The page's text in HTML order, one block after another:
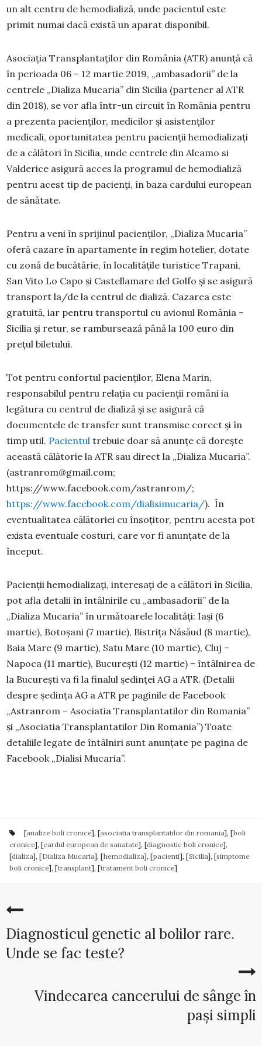
un alt centru de hemodializă, unde pacientul este
primit numai dacă există un aparat disponibil.
Asociația Transplantaților din România (ATR) anunță că
în perioada 06 – 12 martie 2019, „ambasadorii” de la
centrele „Dializa Mucaria” din Sicilia (partener al ATR
din 2018), se vor afla într-un circuit în România pentru
a prezenta pacienților, medicilor și asistenților
medicali, oportunitatea pentru pacienții hemodializați
de a călători în Sicilia, unde centrele din Alcamo si
Valderice asigură acces la programul de hemodializă
pentru acest tip de pacienți, în baza cardului european
de sănătate.
Pentru a veni în sprijinul pacienților, „Dializa Mucaria”
oferă cazare în apartamente în regim hotelier, dotate
cu zonă de bucătărie, în localitățile turistice Trapani,
San Vito Lo Capo și Castellamare del Golfo și se asigură
transport la/de la centrul de dializă. Cazarea este
gratuită, iar pentru transportul cu avionul România –
Sicilia și retur, se rambursează până la 100 euro din
prețul biletului.
Tot pentru confortul pacienților, Elena Marin,
responsabilul pentru relația cu pacienții români ia
legătura cu centrul de dializă și se asigură că
documentele de transfer sunt transmise corect și în
timp util. Pacientul trebuie doar să anunțe că dorește
această călătorie la ATR sau direct la „Dializa Mucaria”.
(astranrom@gmail.com;
https://www.facebook.com/astranrom/;
https://www.facebook.com/dialisimucaria/). În
eventualitatea călătoriei cu însoțitor, pentru acesta pot
exista eventuale costuri, care vor fi anunțate de la
început.
Pacienții hemodializați, interesați de a călători în Sicilia,
pot afla detalii în întâlnirile cu „ambasadorii” de la
„Dializa Mucaria” în următoarele localități: Iași (6
martie), Botoșani (7 martie), Bistrița Năsăud (8 martie),
Baia Mare (9 martie), Satu Mare (10 martie), Cluj –
Napoca (11 martie), București (12 martie) – întâlnirea de
la București va fi la finalul ședinței AG a ATR. (Detalii
despre ședința AG a ATR pe paginile de Facebook
„Astranrom – Asociatia Transplantatilor din Romania”
și „Asociatia Transplantatilor Din Romania”) Toate
detaliile legate de întâlniri sunt anunțate pe pagina de
Facebook „Dialisi Mucaria”.
[analize boli cronice], [asociatia transplantatilor din romania], [boli
cronice], [cardul european de sanatate], [diagnostic boli cronice],
[dializa], [Dializa Mucaria], [hemodializa], [pacienti], [Sicilia], [simptome
boli cronice], [transplant], [tratament boli cronice]
Diagnosticul genetic al bolilor rare.
Unde se fac teste?
Vindecarea cancerului de sânge în
pași simpli